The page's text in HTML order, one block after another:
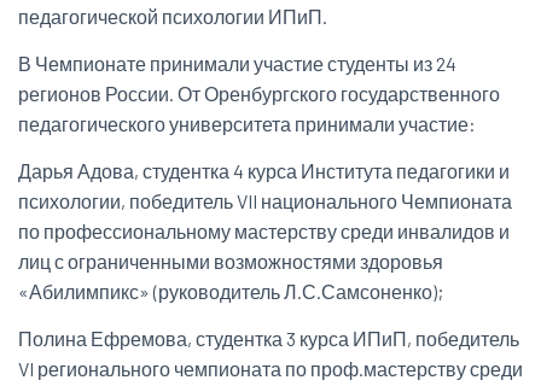
педагогической психологии ИПиП.
В Чемпионате принимали участие студенты из 24
регионов России. От Оренбургского государственного
педагогического университета принимали участие:
Дарья Адова, студентка 4 курса Института педагогики и
психологии, победитель VII национального Чемпионата
по профессиональному мастерству среди инвалидов и
лиц с ограниченными возможностями здоровья
«Абилимпикс» (руководитель Л.С.Самсоненко);
Полина Ефремова, студентка 3 курса ИПиП, победитель
VI регионального чемпионата по проф.мастерству среди